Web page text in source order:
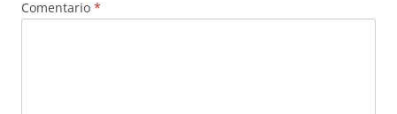
Comentario *